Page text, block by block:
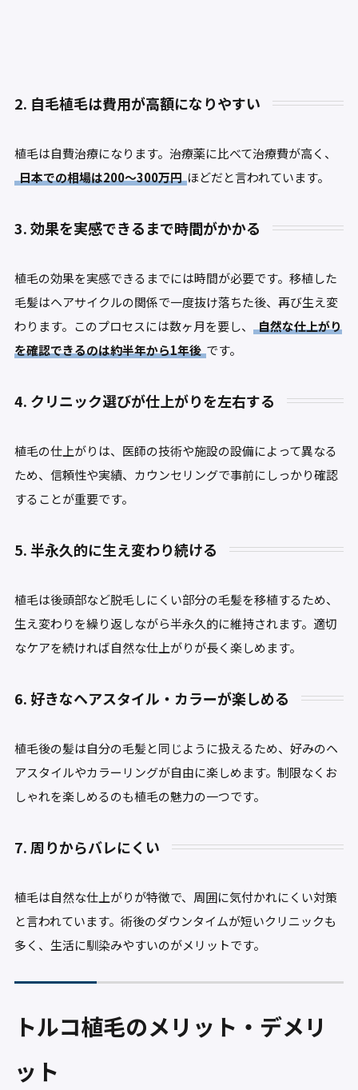
2. 自毛植毛は費用が高額になりやすい
植毛は自費治療になります。治療薬に比べて治療費が高く、
日本での相場は200～300万円 ほどだと言われています。
3. 効果を実感できるまで時間がかかる
植毛の効果を実感できるまでには時間が必要です。移植した
毛髪はヘアサイクルの関係で一度抜け落ちた後、再び生え変
わります。このプロセスには数ヶ月を要し、
自然な仕上がり
を確認できるのは約半年から1年後 です。
4. クリニック選びが仕上がりを左右する
植毛の仕上がりは、医師の技術や施設の設備によって異なる
ため、信頼性や実績、カウンセリングで事前にしっかり確認
することが重要です。
5. 半永久的に生え変わり続ける
植毛は後頭部など脱毛しにくい部分の毛髪を移植するため、
生え変わりを繰り返しながら半永久的に維持されます。適切
なケアを続ければ自然な仕上がりが長く楽しめます。
6. 好きなヘアスタイル・カラーが楽しめる
植毛後の髪は自分の毛髪と同じように扱えるため、好みのヘ
アスタイルやカラーリングが自由に楽しめます。制限なくお
しゃれを楽しめるのも植毛の魅力の一つです。
7. 周りからバレにくい
植毛は自然な仕上がりが特徴で、周囲に気付かれにくい対策
と言われています。術後のダウンタイムが短いクリニックも
多く、生活に馴染みやすいのがメリットです。
トルコ植毛のメリット・デメリ
ット